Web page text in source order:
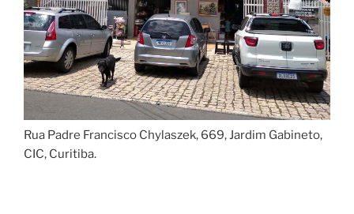
Rua Padre Francisco Chylaszek, 669, Jardim Gabineto,
CIC, Curitiba.